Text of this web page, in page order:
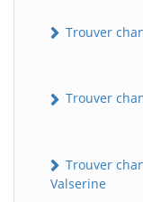
Trouver
Trouver
Trouver
Valserine